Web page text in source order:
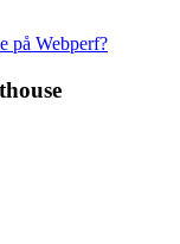
på Webperf?